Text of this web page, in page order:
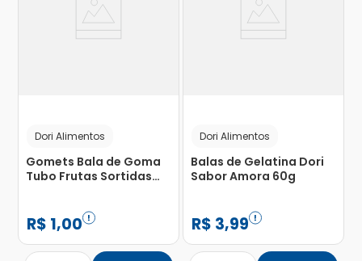
Dori Alimentos
Gomets Bala de Goma
Tubo Frutas Sortidas
R$ 1,00
Dori Alimentos
Balas de Gelatina Dori
Sabor Amora 60g
R$ 3,99